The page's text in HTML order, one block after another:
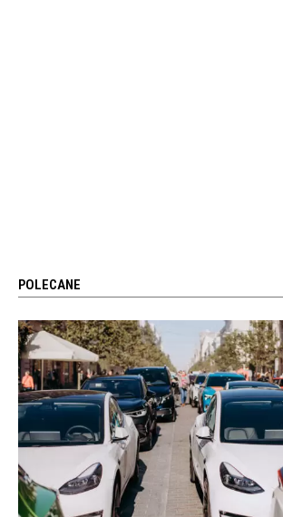
POLECANE